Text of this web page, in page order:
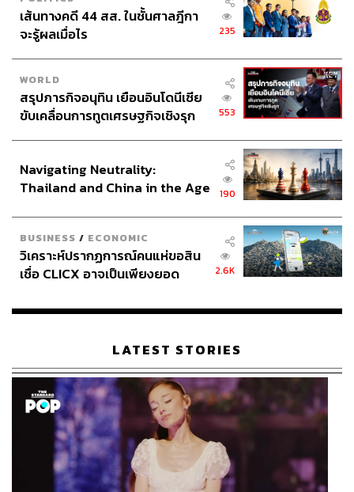
เส้นทางคดี 44 สส. ในชั้นศาลฎีกา
จะรู้ผลเมื่อไร
235
WORLD
สรุปภารกิจอนุทิน เยือนอินโดนีเซีย
ขับเคลื่อนการทูตเศรษฐกิจเชิงรุก
553
Navigating Neutrality:
Thailand and China in the Age
190
BUSINESS / ECONOMIC
วิเคราะห์ปรากฏการณ์คนแห่ขอสิน
เชื่อ CLICX อาจเป็นเพียงยอด
เรือนไทยที่ถูกซุกไว้
2.6K
LATEST STORIES